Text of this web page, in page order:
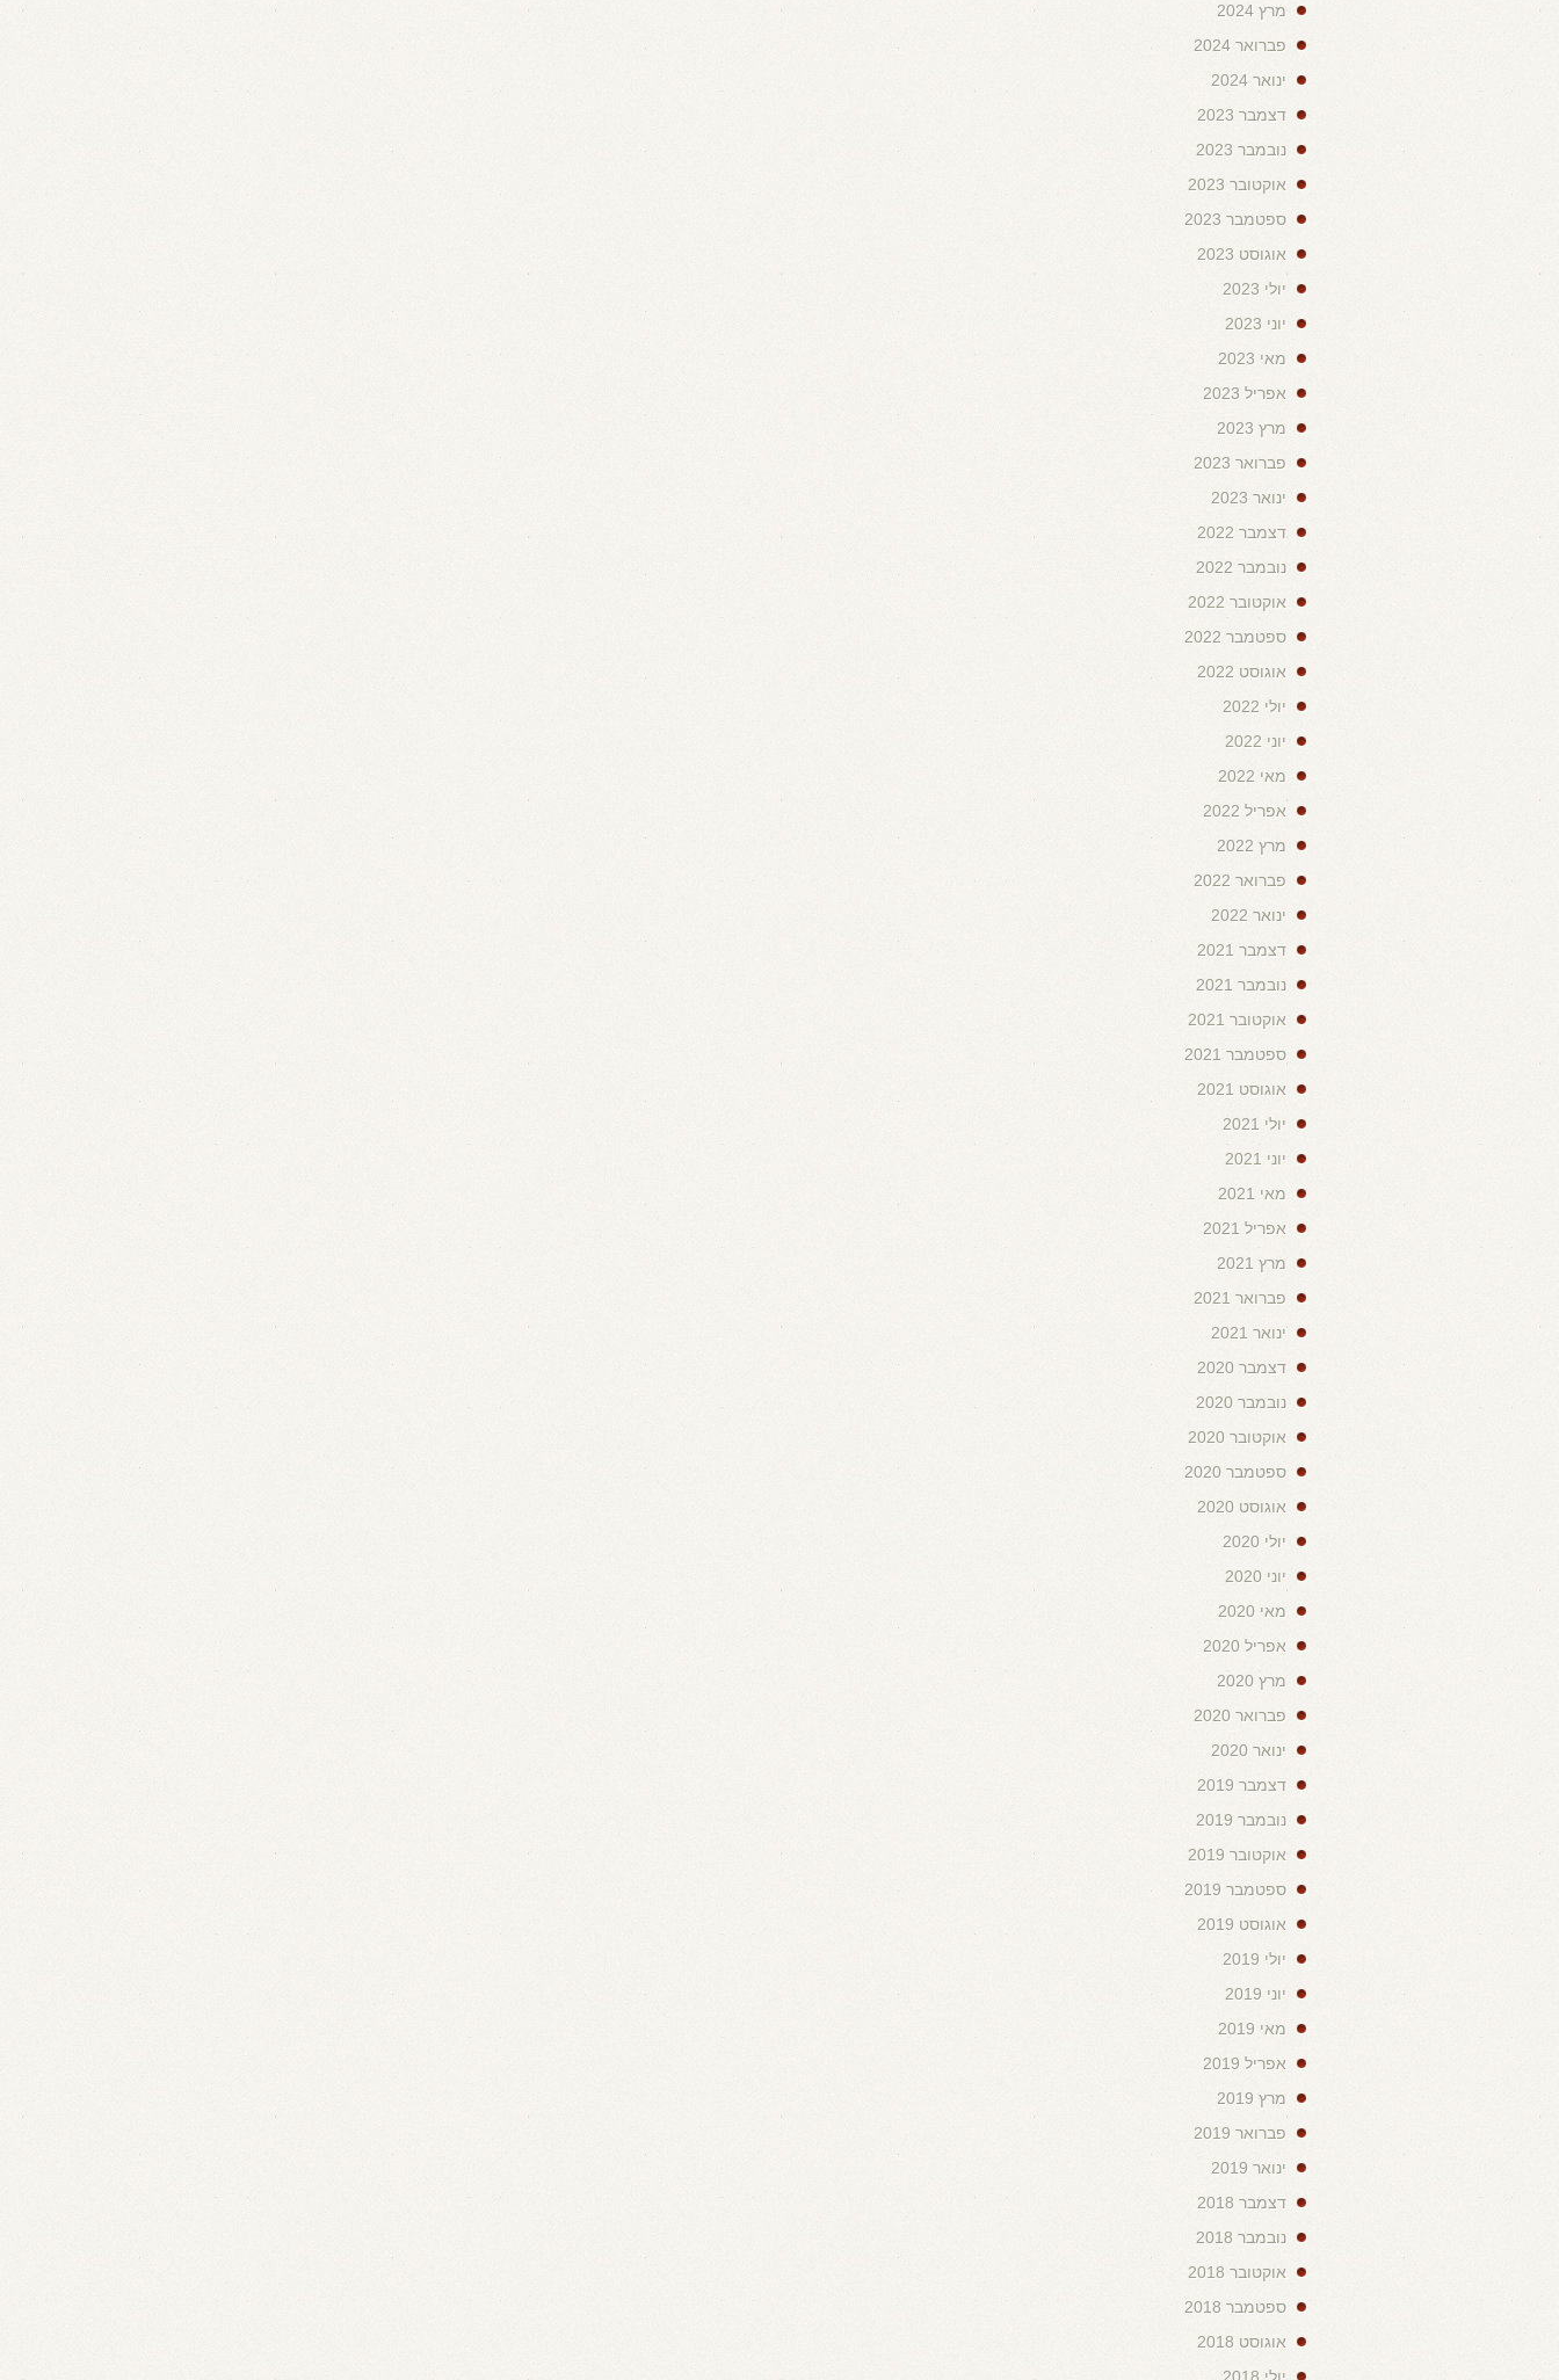
מרץ 2024
פברואר 2024
ינואר 2024
דצמבר 2023
נובמבר 2023
אוקטובר 2023
ספטמבר 2023
אוגוסט 2023
יולי 2023
יוני 2023
מאי 2023
אפריל 2023
מרץ 2023
פברואר 2023
ינואר 2023
דצמבר 2022
נובמבר 2022
אוקטובר 2022
ספטמבר 2022
אוגוסט 2022
יולי 2022
יוני 2022
מאי 2022
אפריל 2022
מרץ 2022
פברואר 2022
ינואר 2022
דצמבר 2021
נובמבר 2021
אוקטובר 2021
ספטמבר 2021
אוגוסט 2021
יולי 2021
יוני 2021
מאי 2021
אפריל 2021
מרץ 2021
פברואר 2021
ינואר 2021
דצמבר 2020
נובמבר 2020
אוקטובר 2020
ספטמבר 2020
אוגוסט 2020
יולי 2020
יוני 2020
מאי 2020
אפריל 2020
מרץ 2020
פברואר 2020
ינואר 2020
דצמבר 2019
נובמבר 2019
אוקטובר 2019
ספטמבר 2019
אוגוסט 2019
יולי 2019
יוני 2019
מאי 2019
אפריל 2019
מרץ 2019
פברואר 2019
ינואר 2019
דצמבר 2018
נובמבר 2018
אוקטובר 2018
ספטמבר 2018
אוגוסט 2018